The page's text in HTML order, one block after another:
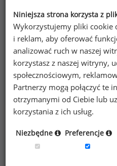
73%
Kobiety
72
Poszukujesz
Niniejsza strona korzysta z
Wykorzystujemy pliki cookie
i reklam, aby oferować
analizować ruch w naszej
korzystasz z naszej witryny,
społecznościowym,
Partnerzy mogą połączyć te
otrzymanymi od Ciebie lub
korzystania z ich usług.
Niezbędne Preferencje